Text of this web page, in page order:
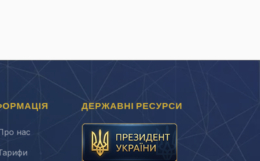
нас
ДЕРЖАВНІ РЕСУРСИ